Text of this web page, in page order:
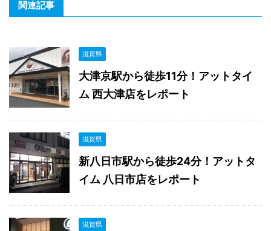
関連記事
滋賀県
大津京駅から徒歩11分！アットタイ
ム 西大津店をレポート
滋賀県
新八日市駅から徒歩24分！アットタ
イム 八日市店をレポート
滋賀県